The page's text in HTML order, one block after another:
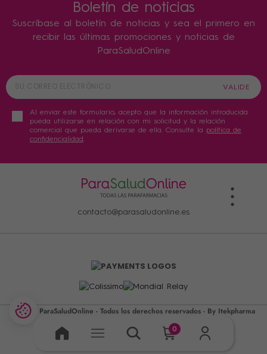
Boletín de noticias
Suscríbase al boletín de noticias y sea el primero en
recibir las últimas promociones y noticias de
ParaSaludOnline
Al enviar este formulario, acepto que la información introducida
pueda utilizarse en relación con mi solicitud y la relación
comercial que pueda derivarse de ella. Consulte la política de
confidencialidad.
contacto@parasaludonline.es
©2026 ParaSaludOnline - Todos los derechos reservados - By Itekpharma
0